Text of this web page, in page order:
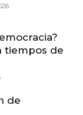
tiempos de
de